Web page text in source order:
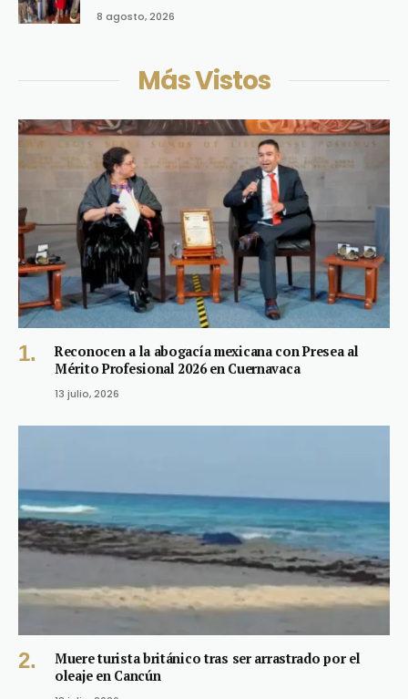
8 agosto, 2026
Más Vistos
Reconocen a la abogacía mexicana con Presea al
Mérito Profesional 2026 en Cuernavaca
13 julio, 2026
Muere turista británico tras ser arrastrado por el
oleaje en Cancún